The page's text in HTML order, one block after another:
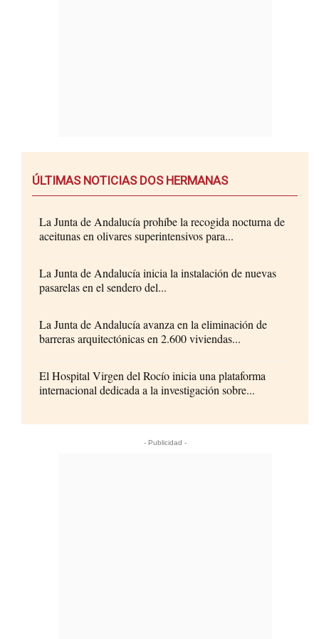
ÚLTIMAS NOTICIAS DOS HERMANAS
La Junta de Andalucía prohíbe la recogida nocturna de
aceitunas en olivares superintensivos para...
La Junta de Andalucía inicia la instalación de nuevas
pasarelas en el sendero del...
La Junta de Andalucía avanza en la eliminación de
barreras arquitectónicas en 2.600 viviendas...
El Hospital Virgen del Rocío inicia una plataforma
internacional dedicada a la investigación sobre...
- Publicidad -